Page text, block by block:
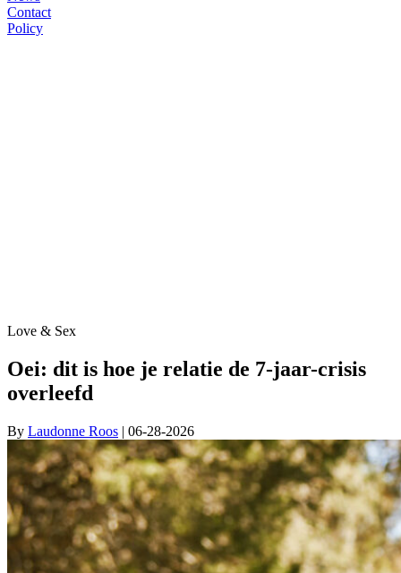
Contact
Policy
Love & Sex
Oei: dit is hoe je relatie de 7-jaar-crisis
overleefd
By Laudonne Roos | 06-28-2026